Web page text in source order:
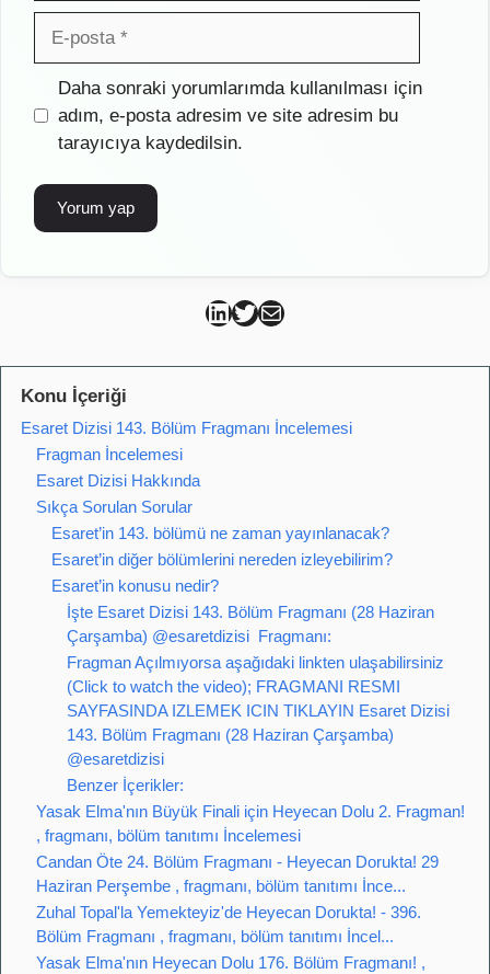
posta
İnternet
sitesi
Daha sonraki yorumlarımda kullanılması için
adım, e-posta adresim ve site adresim bu
tarayıcıya kaydedilsin.
Can Kütahya Linkedin
Can Kütahya Twitter
Can Kütahya Mail
Konu İçeriği
Esaret Dizisi 143. Bölüm Fragmanı İncelemesi
Fragman İncelemesi
Esaret Dizisi Hakkında
Sıkça Sorulan Sorular
Esaret’in 143. bölümü ne zaman yayınlanacak?
Esaret’in diğer bölümlerini nereden izleyebilirim?
Esaret’in konusu nedir?
İşte Esaret Dizisi 143. Bölüm Fragmanı (28 Haziran
Çarşamba) @esaretdizisi ​ Fragmanı:
Fragman Açılmıyorsa aşağıdaki linkten ulaşabilirsiniz
(Click to watch the video); FRAGMANI RESMI
SAYFASINDA IZLEMEK ICIN TIKLAYIN Esaret Dizisi
143. Bölüm Fragmanı (28 Haziran Çarşamba)
@esaretdizisi ​
Benzer İçerikler:
Yasak Elma'nın Büyük Finali için Heyecan Dolu 2. Fragman!
, fragmanı, bölüm tanıtımı İncelemesi
Candan Öte 24. Bölüm Fragmanı - Heyecan Dorukta! 29
Haziran Perşembe , fragmanı, bölüm tanıtımı İnce...
Zuhal Topal'la Yemekteyiz'de Heyecan Dorukta! - 396.
Bölüm Fragmanı , fragmanı, bölüm tanıtımı İncel...
Yasak Elma'nın Heyecan Dolu 176. Bölüm Fragmanı! ,